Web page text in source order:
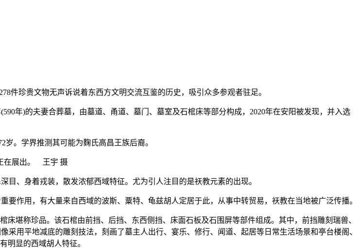
珍贵文物无声诉说着东西方文明交流互鉴的历史，吸引众多参观者驻足。
年)的夫妻合葬墓，由墓道、甬道、墓门、墓室及石棺床等部分构成，2020年在安阳被发现，并入选
。学界推测其可能为麴氏高昌王族后裔。
在展出。 王宇 摄
、身着戎装，散发浓郁西域特征。尤为引人注目的是祆教元素的出现。
用，有大量来自西域的波斯、粟特、龟兹胡人定居于此，从事中转贸易，祆教在当地被广泛传播。
堪称珍品。该石棺由前挡、后挡、东西侧挡、床面石板及石围屏等部件组成。其中，前挡雕刻瑞兽、
用平地减底的雕刻技法，刻画了墓主人出行、宴乐、修行、闻道、起居等日常生活场景和亭台楼阁、
明显的西域胡人特征。